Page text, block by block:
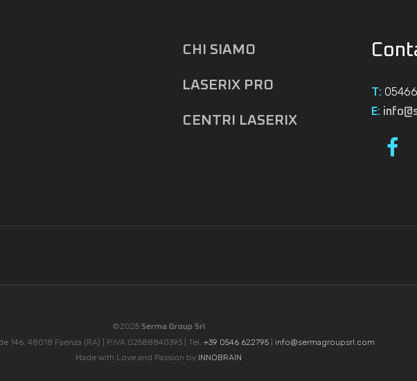
CHI SIAMO
LASERIX PRO
CENTRI LASERIX
T:
E:
©2025 Serma Group Srl
146, 48018 Faenza (RA) | P.IVA 02588840393 | Tel. +39 0546 622795|
info@sermagroupsrl.com
Made with Love and Passion by INNOBRAIN